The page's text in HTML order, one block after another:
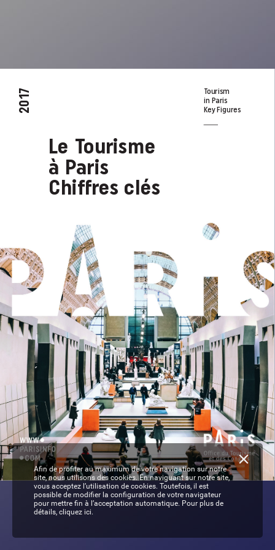
Le Tourisme
à Paris
Chiﬀres clés
Tourism
in Paris
Key Figures
2017
CC_2017_v7.indd   1
Afin de profiter au maximum de votre navigation sur notre
site, nous utilisons des cookies. En naviguant sur notre site,
vous acceptez l’utilisation de cookies. Toutefois, il est
possible de modifier la configuration de votre navigateur
pour mettre fin à l’acceptation automatique. Pour plus de
détails, cliquez ici.